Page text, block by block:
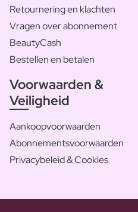
Retournering en klachten
Vragen over abonnement
BeautyCash
Bestellen en betalen
Voorwaarden &
Veiligheid
Aankoopvoorwaarden
Abonnementsvoorwaarden
Privacybeleid & Cookies